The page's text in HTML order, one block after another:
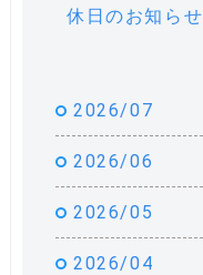
休日のお知らせ
2026/07
2026/06
2026/05
2026/04